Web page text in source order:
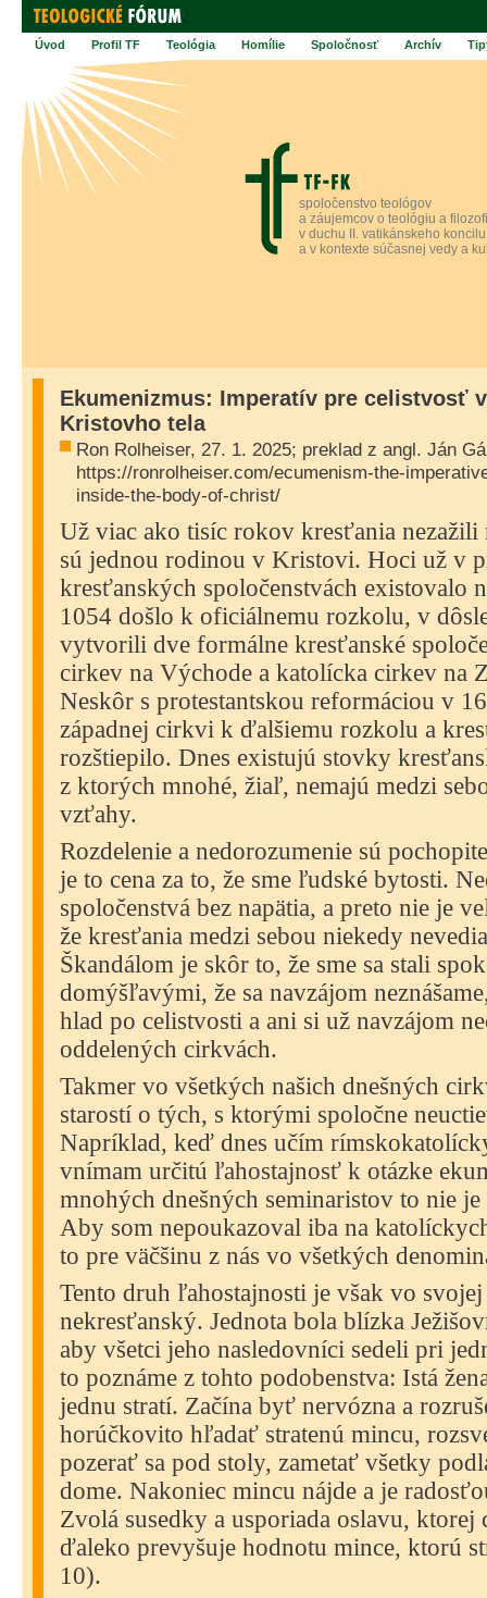
Úvod Profil TF Teológia Homílie Spoločnosť Archív
spoločenstvo teológov
a záujemcov o teológiu a
v duchu II. vatikánskeho koncilu
a v kontexte súčasnej vedy a
Ekumenizmus: Imperatív pre celistvosť
Kristovho tela
Ron Rolheiser, 27. 1. 2025; preklad z angl. Ján
https://ronrolheiser.com/ecumenism-the-
inside-the-body-of-christ/
Už viac ako tisíc rokov kresťania nezažili
sú jednou rodinou v Kristovi. Hoci už v
kresťanských spoločenstvách existovalo
1054 došlo k oficiálnemu rozkolu, v
vytvorili dve formálne kresťanské
cirkev na Východe a katolícka cirkev na
Neskôr s protestantskou reformáciou v
západnej cirkvi k ďalšiemu rozkolu a
rozštiepilo. Dnes existujú stovky
z ktorých mnohé, žiaľ, nemajú medzi
vzťahy.
Rozdelenie a nedorozumenie sú
je to cena za to, že sme ľudské bytosti.
spoločenstvá bez napätia, a preto nie je
že kresťania medzi sebou niekedy
Škandálom je skôr to, že sme sa stali
domýšľavými, že sa navzájom
hlad po celistvosti a ani si už navzájom
oddelených cirkvách.
Takmer vo všetkých našich dnešných
starostí o tých, s ktorými spoločne
Napríklad, keď dnes učím
vnímam určitú ľahostajnosť k otázke
mnohých dnešných seminaristov to nie
Aby som nepoukazoval iba na
to pre väčšinu z nás vo všetkých
Tento druh ľahostajnosti je však vo svojej
nekresťanský. Jednota bola blízka
aby všetci jeho nasledovníci sedeli pri
to poznáme z tohto podobenstva: Istá
jednu stratí. Začína byť nervózna a
horúčkovito hľadať stratenú mincu,
pozerať sa pod stoly, zametať všetky
dome. Nakoniec mincu nájde a je
Zvolá susedky a usporiada oslavu, ktorej
ďaleko prevyšuje hodnotu mince, ktorú
10).